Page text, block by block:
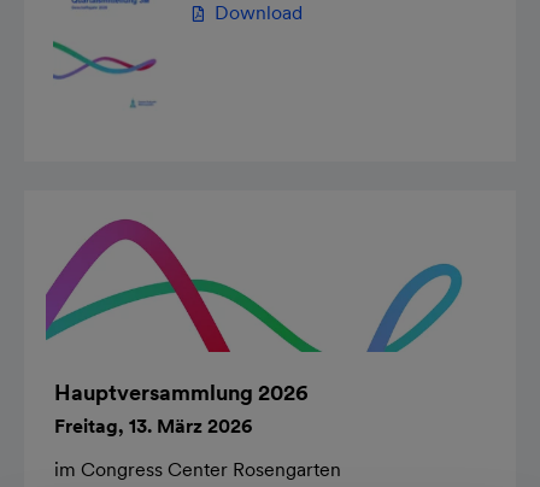
Download
Hauptversammlung 2026
Freitag, 13. März 2026
im Congress Center Rosengarten